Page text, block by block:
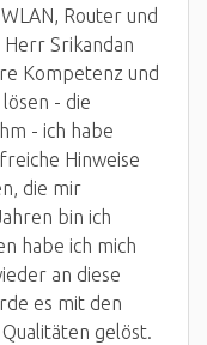
Router und
Herr Srikandan
Kompetenz und
- die
- ich habe
Hinweise
die mir
bin ich
habe ich mich
an diese
es mit den
gelöst.